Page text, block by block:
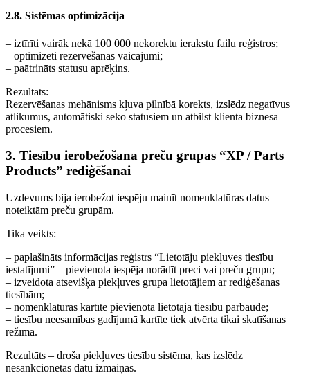
2.8. Sistēmas optimizācija
– iztīrīti vairāk nekā 100 000 nekorektu ierakstu failu reģistros;
– optimizēti rezervēšanas vaicājumi;
– paātrināts statusu aprēķins.
Rezultāts:
Rezervēšanas mehānisms kļuva pilnībā korekts, izslēdz negatīvus
atlikumus, automātiski seko statusiem un atbilst klienta biznesa
procesiem.
3. Tiesību ierobežošana preču grupas “XP / Parts
Products” rediģēšanai
Uzdevums bija ierobežot iespēju mainīt nomenklatūras datus
noteiktām preču grupām.
Tika veikts:
– paplašināts informācijas reģistrs “Lietotāju piekļuves tiesību
iestatījumi” – pievienota iespēja norādīt preci vai preču grupu;
– izveidota atsevišķa piekļuves grupa lietotājiem ar rediģēšanas
tiesībām;
– nomenklatūras kartītē pievienota lietotāja tiesību pārbaude;
– tiesību neesamības gadījumā kartīte tiek atvērta tikai skatīšanas
režīmā.
Rezultāts – droša piekļuves tiesību sistēma, kas izslēdz
nesankcionētas datu izmaiņas.